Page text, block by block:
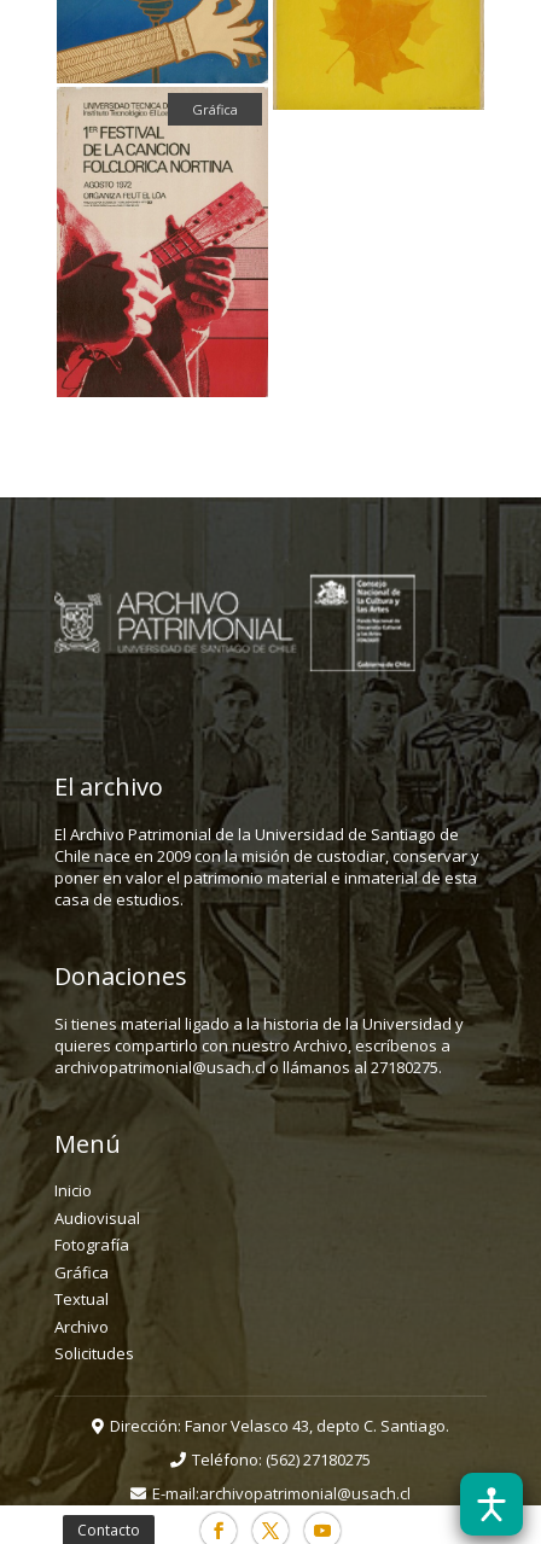
Contacto
Gráfica
El archivo
El Archivo Patrimonial de la Universidad de Santiago de
Chile nace en 2009 con la misión de custodiar, conservar y
poner en valor el patrimonio material e inmaterial de esta
casa de estudios.
Donaciones
Si tienes material ligado a la historia de la Universidad y
quieres compartirlo con nuestro Archivo, escríbenos a
archivopatrimonial@usach.cl o llámanos al 27180275.
Menú
Inicio
Audiovisual
Fotografía
Gráfica
Textual
Archivo
Solicitudes
Dirección: Fanor Velasco 43, depto C. Santiago.
Teléfono: (562) 27180275
E-mail:archivopatrimonial@usach.cl